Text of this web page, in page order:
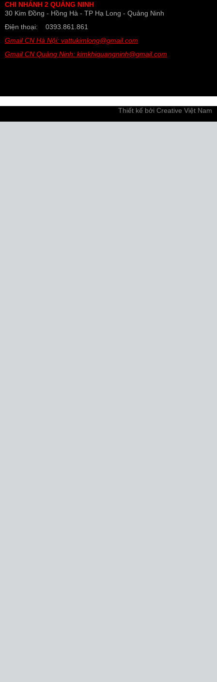
CHI NHÁNH 2 QUẢNG NINH
30 Kim Đồng - Hồng Hà - TP Hạ Long - Quảng Ninh
Điện thoại: 0393.861.861
Gmail CN Hà Nội: vattukimlong@gmail.com
Gmail CN Quảng Ninh: kimkhiquangninh@gmail.com
Thiết kế bởi Creative Việt Nam